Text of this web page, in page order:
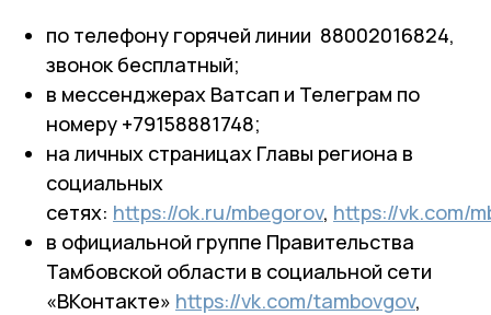
по телефону горячей линии 88002016824,
звонок бесплатный;
в мессенджерах Ватсап и Телеграм по
номеру +79158881748;
на личных страницах Главы региона в
социальных
сетях: https://ok.ru/mbegorov, https://vk.com/
в официальной группе Правительства
Тамбовской области в социальной сети
«ВКонтакте» https://vk.com/tambovgov,